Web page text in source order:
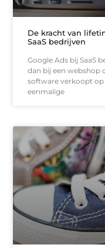
De kracht van
SaaS bedrijven
Google Ads bij SaaS
dan bij een webshop
software verkoopt
eenmalige